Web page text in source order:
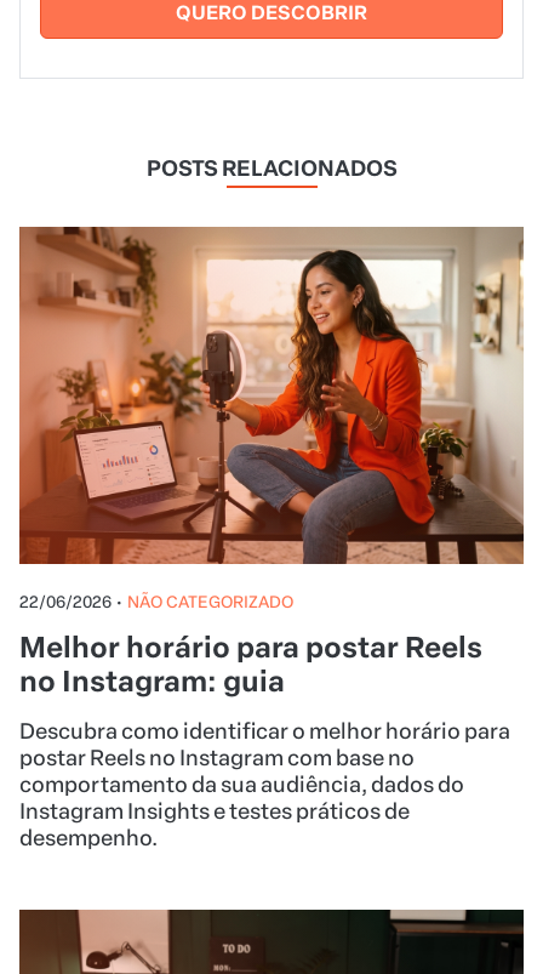
QUERO DESCOBRIR
POSTS RELACIONADOS
22/06/2026 • NÃO CATEGORIZADO
Melhor horário para postar Reels
no Instagram: guia
Descubra como identificar o melhor horário para
postar Reels no Instagram com base no
comportamento da sua audiência, dados do
Instagram Insights e testes práticos de
desempenho.